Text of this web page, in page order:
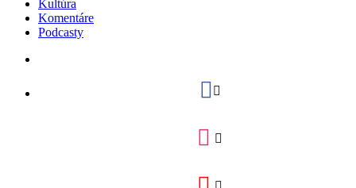
Kultúra
Komentáre
Podcasty